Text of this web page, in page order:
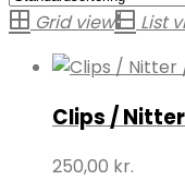
Grid view List
Clips /
250,00 kr.